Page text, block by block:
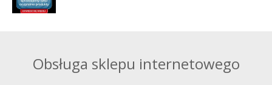
Obsługa sklepu internetowego